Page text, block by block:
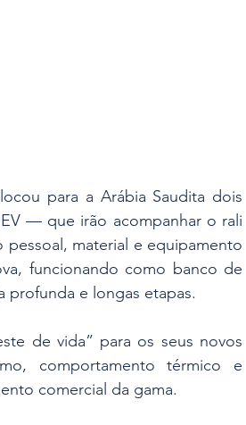
para a Arábia Saudita dois
— que irão acompanhar o rali
pessoal, material e equipamento
funcionando como banco de
profunda e longas etapas.
de vida” para os seus novos
comportamento térmico e
comercial da gama.